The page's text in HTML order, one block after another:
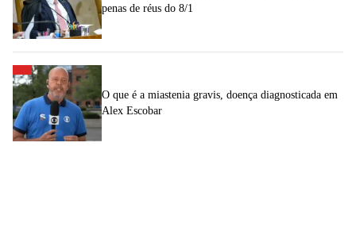
penas de réus do 8/1
O que é a miastenia gravis, doença diagnosticada em
Alex Escobar